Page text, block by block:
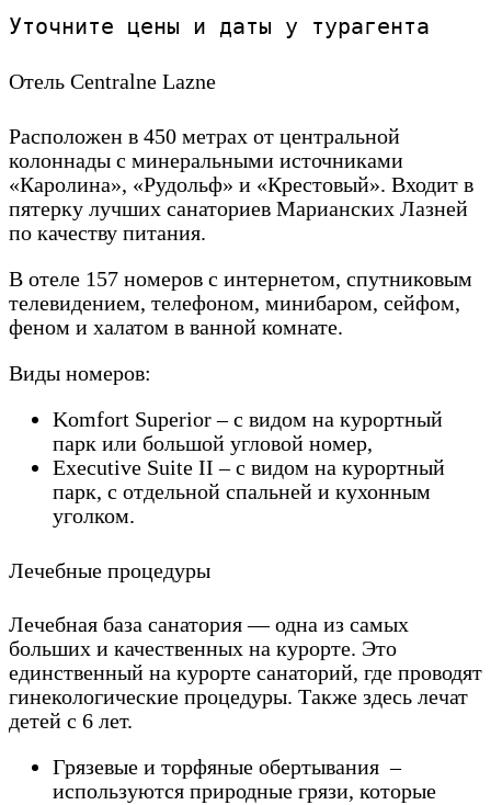
Уточните цены и даты у турагента
Отель Сentralne Lazne
Расположен в 450 метрах от центральной
колоннады с минеральными источниками
«Каролина», «Рудольф» и «Крестовый». Входит в
пятерку лучших санаториев Марианских Лазней
по качеству питания.
В отеле 157 номеров с интернетом, спутниковым
телевидением, телефоном, минибаром, сейфом,
феном и халатом в ванной комнате.
Виды номеров:
Komfort Superior – с видом на курортный
парк или большой угловой номер,
Executive Suite II – с видом на курортный
парк, с отдельной спальней и кухонным
уголком.
Лечебные процедуры
Лечебная база санатория — одна из самых
больших и качественных на курорте. Это
единственный на курорте санаторий, где проводят
гинекологические процедуры. Также здесь лечат
детей с 6 лет.
Грязевые и торфяные обертывания –
используются природные грязи, которые